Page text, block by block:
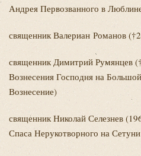
Андрея Первозванного в
священник Валериан Романов
священник Димитрий Румянцев
Вознесения Господня на
Вознесение)
священник Николай Селезнев
Спаса Нерукотворного на Сетуни